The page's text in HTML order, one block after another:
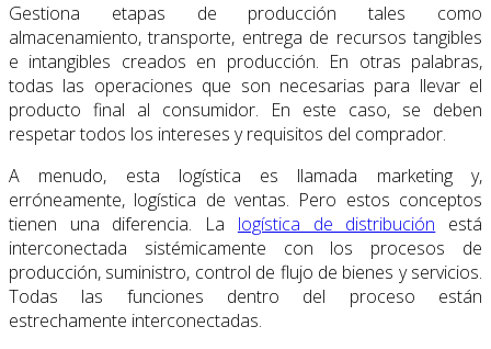
Gestiona etapas de producción tales como
almacenamiento, transporte, entrega de recursos tangibles
e intangibles creados en producción. En otras palabras,
todas las operaciones que son necesarias para llevar el
producto final al consumidor. En este caso, se deben
respetar todos los intereses y requisitos del comprador.
A menudo, esta logística es llamada marketing y,
erróneamente, logística de ventas. Pero estos conceptos
tienen una diferencia. La logística de distribución está
interconectada sistémicamente con los procesos de
producción, suministro, control de flujo de bienes y servicios.
Todas las funciones dentro del proceso están
estrechamente interconectadas.